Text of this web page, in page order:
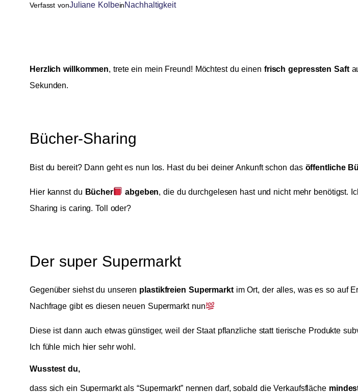
Verfasst vonJuliane KolbeinNachhaltigkeit
Herzlich willkommen, trete ein mein Freund! Möchtest du einen frisch gepressten Saft
Sekunden.
Bücher-Sharing
Bist du bereit? Dann geht es nun los. Hast du bei deiner Ankunft schon das öffentliche
Hier kannst du Bücher abgeben, die du durchgelesen hast und nicht mehr benötigst.
Sharing is caring. Toll oder?
Der super Supermarkt
Gegenüber siehst du unseren plastikfreien Supermarkt im Ort, der alles, was es so auf
Nachfrage gibt es diesen neuen Supermarkt nun
Diese ist dann auch etwas günstiger, weil der Staat pflanzliche statt tierische Produkte
Ich fühle mich hier sehr wohl.
Wusstest du,
dass sich ein Supermarkt als “Supermarkt” nennen darf, sobald die Verkaufsfläche